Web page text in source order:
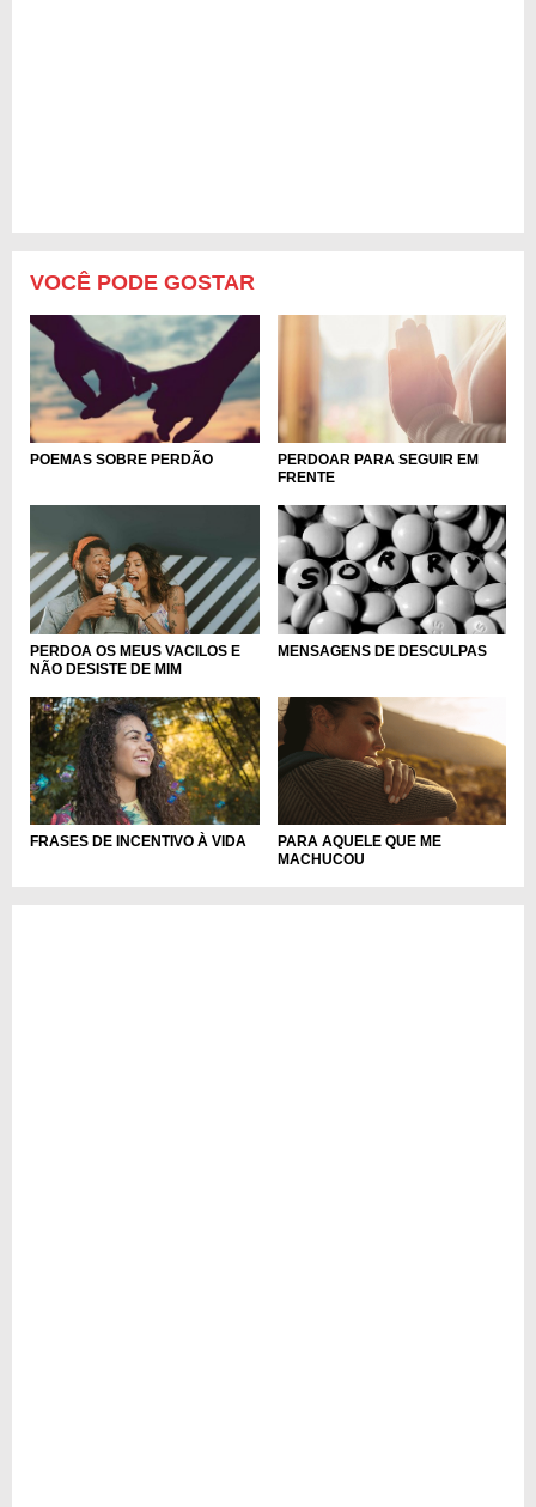
VOCÊ PODE GOSTAR
POEMAS SOBRE PERDÃO
PERDOAR PARA SEGUIR EM
FRENTE
PERDOA OS MEUS VACILOS E
NÃO DESISTE DE MIM
MENSAGENS DE DESCULPAS
FRASES DE INCENTIVO À VIDA
PARA AQUELE QUE ME
MACHUCOU